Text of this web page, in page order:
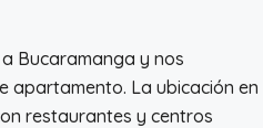
Bucaramanga y nos
apartamento. La ubicación en
restaurantes y centros